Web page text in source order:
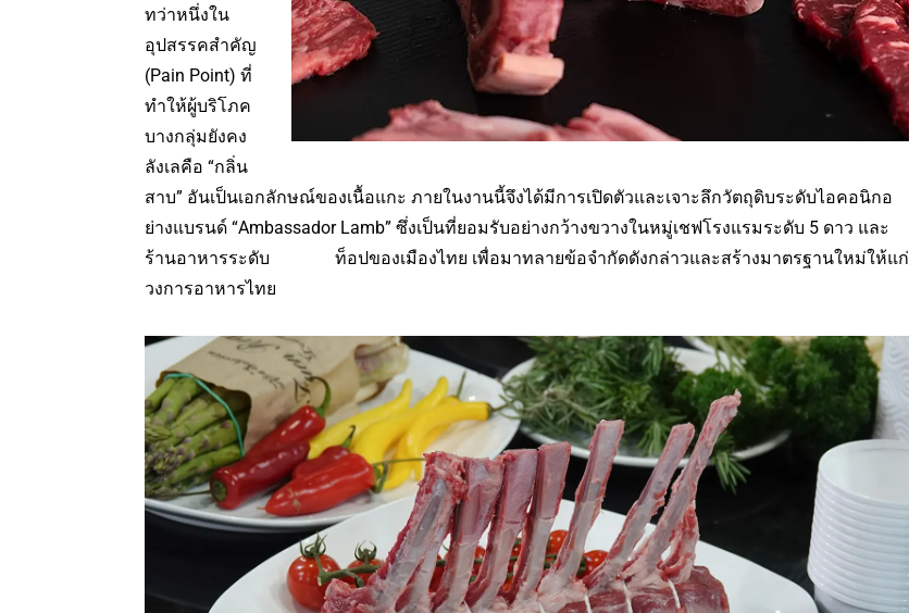
ทว่าหนึ่งใน
อุปสรรคสำคัญ
(Pain Point) ที่
ทำให้ผู้บริโภค
บางกลุ่มยังคง
ลังเลคือ “กลิ่น
สาบ” อันเป็นเอกลักษณ์ของเนื้อแกะ ภายในงานนี้จึงได้มีการเปิดตัวและเจาะลึกวัตถุดิบระดับไอคอนิกอ
ย่างแบรนด์ “Ambassador Lamb” ซึ่งเป็นที่ยอมรับอย่างกว้างขวางในหมู่เชฟโรงแรมระดับ 5 ดาว และ
ร้านอาหารระดับ ท็อปของเมืองไทย เพื่อมาทลายข้อจำกัดดังกล่าวและสร้างมาตรฐานใหม่ให้แก่
วงการอาหารไทย